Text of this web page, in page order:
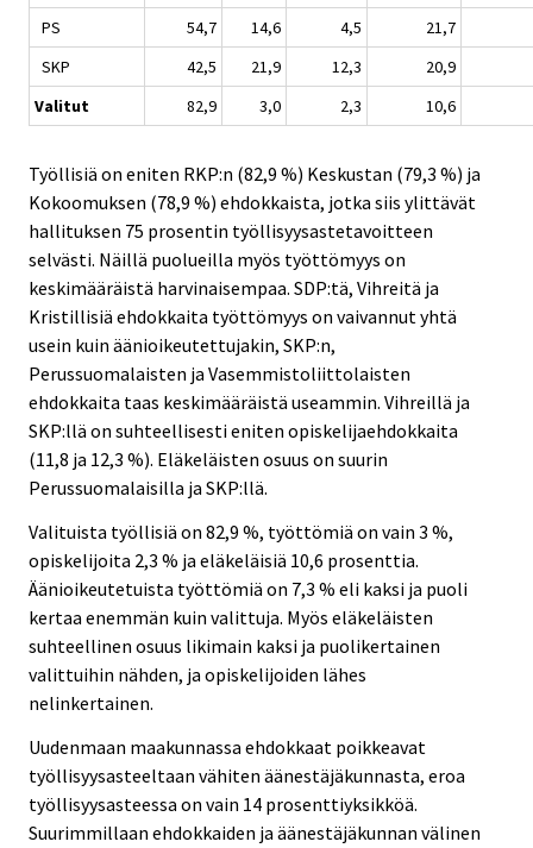
PS
54,7 14,6 4,5
21,7
SKP
42,5 21,9 12,3
20,9
Valitut
82,9 3,0 2,3 10,6
Työllisiä on eniten RKP:n (82,9 %) Keskustan (79,3 %) ja
Kokoomuksen (78,9 %) ehdokkaista, jotka siis ylittävät
hallituksen 75 prosentin työllisyysastetavoitteen
selvästi. Näillä puolueilla myös työttömyys on
keskimääräistä harvinaisempaa. SDP:tä, Vihreitä ja
Kristillisiä ehdokkaita työttömyys on vaivannut yhtä
usein kuin äänioikeutettujakin, SKP:n,
Perussuomalaisten ja Vasemmistoliittolaisten
ehdokkaita taas keskimääräistä useammin. Vihreillä ja
SKP:llä on suhteellisesti eniten opiskelijaehdokkaita
(11,8 ja 12,3 %). Eläkeläisten osuus on suurin
Perussuomalaisilla ja SKP:llä.
Valituista työllisiä on 82,9 %, työttömiä on vain 3 %,
opiskelijoita 2,3 % ja eläkeläisiä 10,6 prosenttia.
Äänioikeutetuista työttömiä on 7,3 % eli kaksi ja puoli
kertaa enemmän kuin valittuja. Myös eläkeläisten
suhteellinen osuus likimain kaksi ja puolikertainen
valittuihin nähden, ja opiskelijoiden lähes
nelinkertainen.
Uudenmaan maakunnassa ehdokkaat poikkeavat
työllisyysasteeltaan vähiten äänestäjäkunnasta, eroa
työllisyysasteessa on vain 14 prosenttiyksikköä.
Suurimmillaan ehdokkaiden ja äänestäjäkunnan välinen